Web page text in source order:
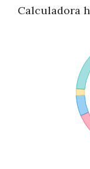
Calculadora